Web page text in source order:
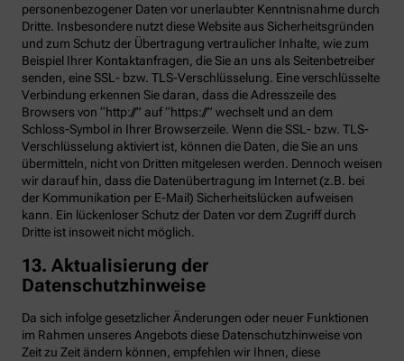
personenbezogener Daten vor unerlaubter Kenntnisnahme durch
Dritte. Insbesondere nutzt diese Website aus Sicherheitsgründen
und zum Schutz der Übertragung vertraulicher Inhalte, wie zum
Beispiel Ihrer Kontaktanfragen, die Sie an uns als Seitenbetreiber
senden, eine SSL- bzw. TLS-Verschlüsselung. Eine verschlüsselte
Verbindung erkennen Sie daran, dass die Adresszeile des
Browsers von “http://” auf “https://” wechselt und an dem
Schloss-Symbol in Ihrer Browserzeile. Wenn die SSL- bzw. TLS-
Verschlüsselung aktiviert ist, können die Daten, die Sie an uns
übermitteln, nicht von Dritten mitgelesen werden. Dennoch weisen
wir darauf hin, dass die Datenübertragung im Internet (z.B. bei
der Kommunikation per E-Mail) Sicherheitslücken aufweisen
kann. Ein lückenloser Schutz der Daten vor dem Zugriff durch
Dritte ist insoweit nicht möglich.
13. Aktualisierung der
Datenschutzhinweise
Da sich infolge gesetzlicher Änderungen oder neuer Funktionen
im Rahmen unseres Angebots diese Datenschutzhinweise von
Zeit zu Zeit ändern können, empfehlen wir Ihnen, diese